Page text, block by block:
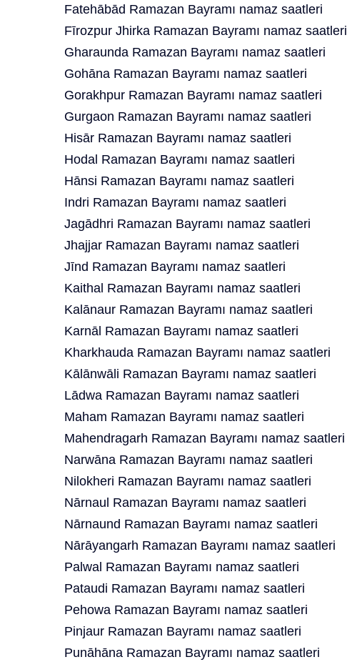
Fatehābād Ramazan Bayramı namaz saatleri
Fīrozpur Jhirka Ramazan Bayramı namaz saatleri
Gharaunda Ramazan Bayramı namaz saatleri
Gohāna Ramazan Bayramı namaz saatleri
Gorakhpur Ramazan Bayramı namaz saatleri
Gurgaon Ramazan Bayramı namaz saatleri
Hisār Ramazan Bayramı namaz saatleri
Hodal Ramazan Bayramı namaz saatleri
Hānsi Ramazan Bayramı namaz saatleri
Indri Ramazan Bayramı namaz saatleri
Jagādhri Ramazan Bayramı namaz saatleri
Jhajjar Ramazan Bayramı namaz saatleri
Jīnd Ramazan Bayramı namaz saatleri
Kaithal Ramazan Bayramı namaz saatleri
Kalānaur Ramazan Bayramı namaz saatleri
Karnāl Ramazan Bayramı namaz saatleri
Kharkhauda Ramazan Bayramı namaz saatleri
Kālānwāli Ramazan Bayramı namaz saatleri
Lādwa Ramazan Bayramı namaz saatleri
Maham Ramazan Bayramı namaz saatleri
Mahendragarh Ramazan Bayramı namaz saatleri
Narwāna Ramazan Bayramı namaz saatleri
Nilokheri Ramazan Bayramı namaz saatleri
Nārnaul Ramazan Bayramı namaz saatleri
Nārnaund Ramazan Bayramı namaz saatleri
Nārāyangarh Ramazan Bayramı namaz saatleri
Palwal Ramazan Bayramı namaz saatleri
Pataudi Ramazan Bayramı namaz saatleri
Pehowa Ramazan Bayramı namaz saatleri
Pinjaur Ramazan Bayramı namaz saatleri
Punāhāna Ramazan Bayramı namaz saatleri